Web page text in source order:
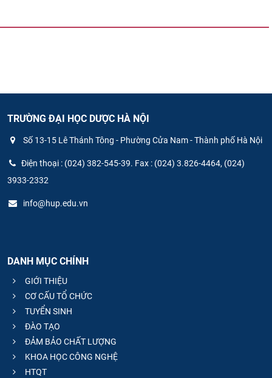
TRƯỜNG ĐẠI HỌC DƯỢC HÀ NỘI
Số 13-15 Lê Thánh Tông - Phường Cửa Nam - Thành phố Hà Nội
Điện thoại : (024) 382-545-39. Fax : (024) 3.826-4464, (024)
3933-2332
info@hup.edu.vn
DANH MỤC CHÍNH
GIỚI THIỆU
CƠ CẤU TỔ CHỨC
TUYỂN SINH
ĐÀO TẠO
ĐẢM BẢO CHẤT LƯỢNG
KHOA HỌC CÔNG NGHỆ
HTQT